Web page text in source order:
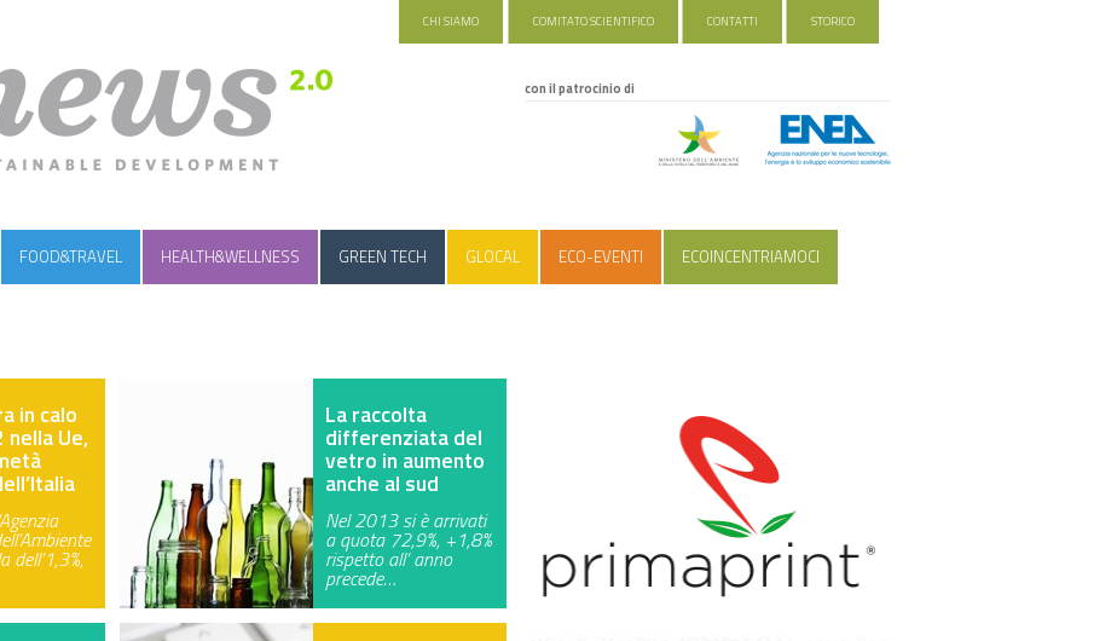
CHI SIAMO COMITATO SCIENTIFICO CONTATTI STORICO
con il patrocinio di
FOOD&TRAVEL HEALTH&WELLNESS GREEN TECH GLOCAL ECO-EVENTI ECOINCENTRIAMOCI
in calo
nella Ue,
dell’1,3%,
La raccolta
differenziata del
vetro in aumento
anche al sud
Nel 2013 si è arrivati
a quota 72,9%, +1,8%
rispetto all’ anno
precede…